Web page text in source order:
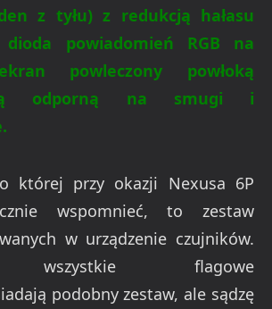
z tyłu) z redukcją hałasu
dioda powiadomień RGB na
powleczony powłoką
odporną na smugi i
której przy okazji Nexusa 6P
wspomnieć, to zestaw
w urządzenie czujników.
wszystkie flagowe
podobny zestaw, ale sądzę